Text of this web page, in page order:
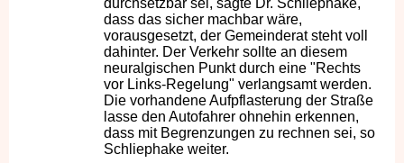
dass das sicher machbar wäre,
vorausgesetzt, der Gemeinderat steht voll
dahinter. Der Verkehr sollte an diesem
neuralgischen Punkt durch eine "Rechts
vor Links-Regelung" verlangsamt werden.
Die vorhandene Aufpflasterung der Straße
lasse den Autofahrer ohnehin erkennen,
dass mit Begrenzungen zu rechnen sei, so
Schliephake weiter.